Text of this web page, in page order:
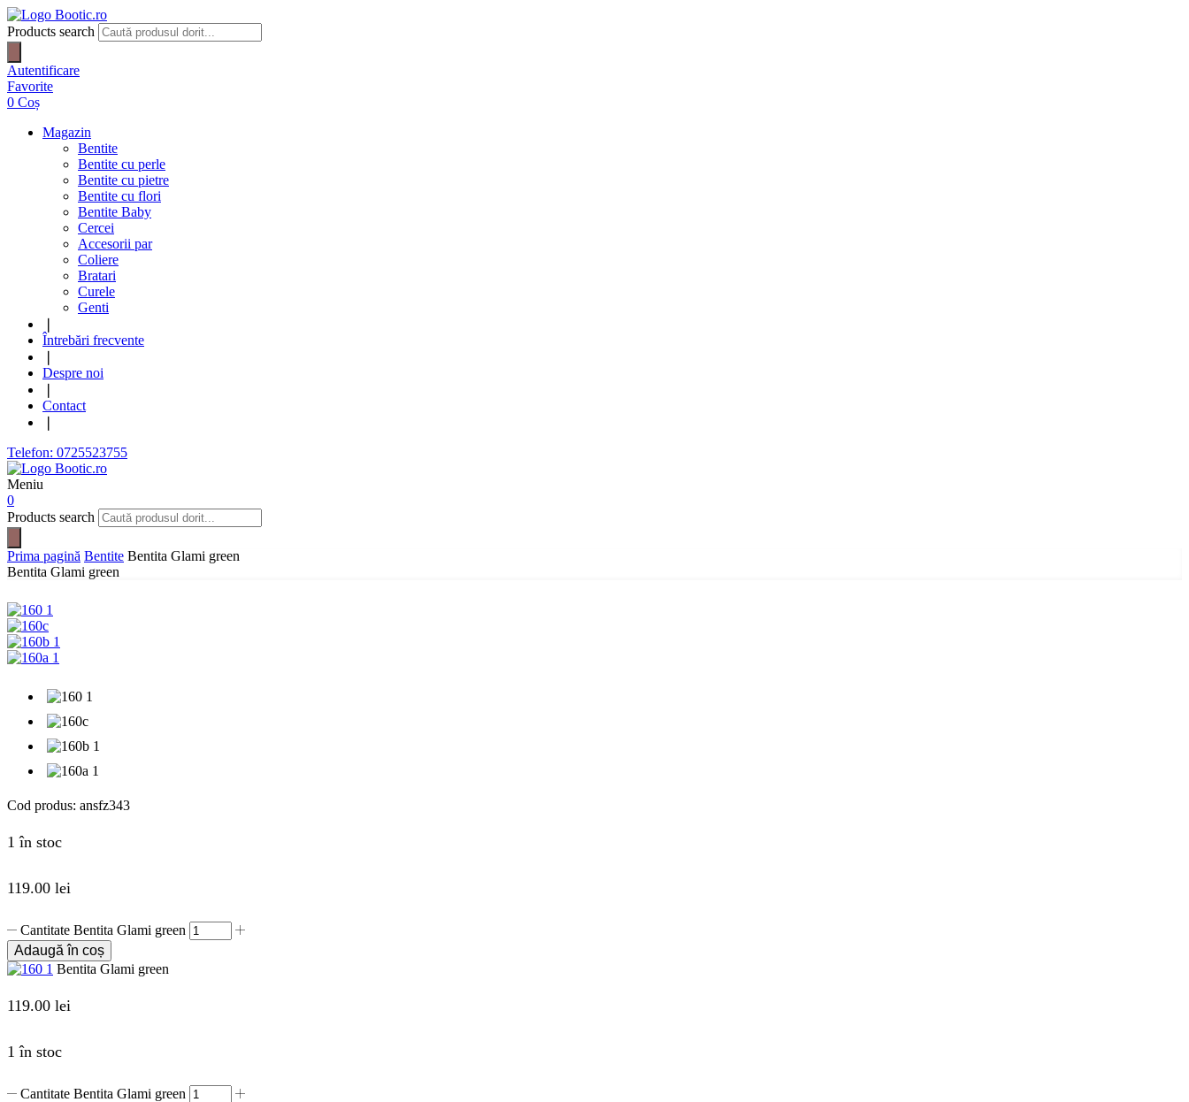
Products search
Autentificare
Favorite
0 Coș
Magazin
Bentite
Bentite cu perle
Bentite cu pietre
Bentite cu flori
Bentite Baby
Cercei
Accesorii par
Coliere
Bratari
Curele
Genti
Întrebări frecvente
Despre noi
Contact
Telefon: 0725523755
Meniu
0
Products search
Prima pagină Bentite Bentita Glami green
Bentita Glami green
Cod produs: ansfz343
1 în stoc
119.00 lei
Cantitate Bentita Glami green
Adaugă în coș
Bentita Glami green
119.00 lei
1 în stoc
Cantitate Bentita Glami green